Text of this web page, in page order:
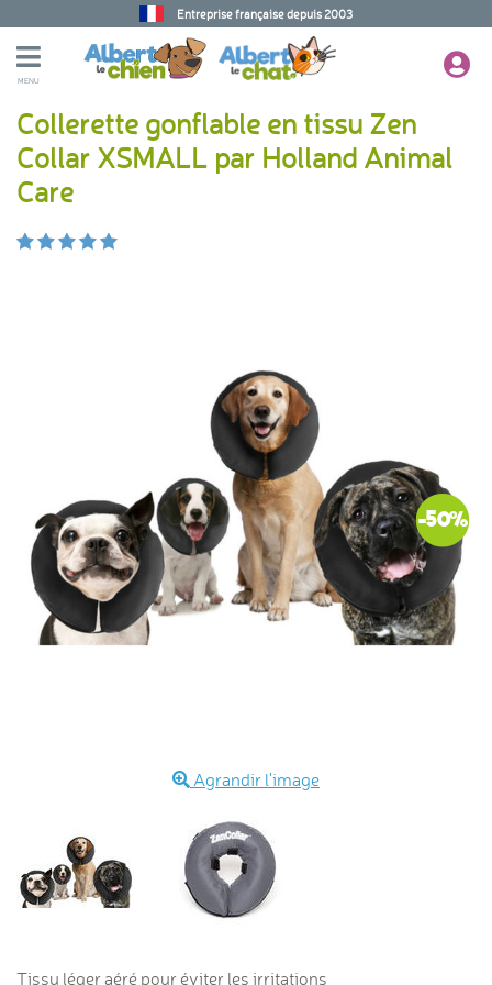
Entreprise française depuis 2003
MENU
Collerette gonflable en tissu Zen
Collar XSMALL par Holland Animal
Care
-50%
Agrandir l'image
Tissu léger aéré pour éviter les irritations